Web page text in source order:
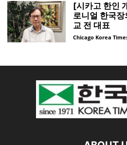
[시카고 한인
로니얼 한국장
교 전 대표
Chicago Korea